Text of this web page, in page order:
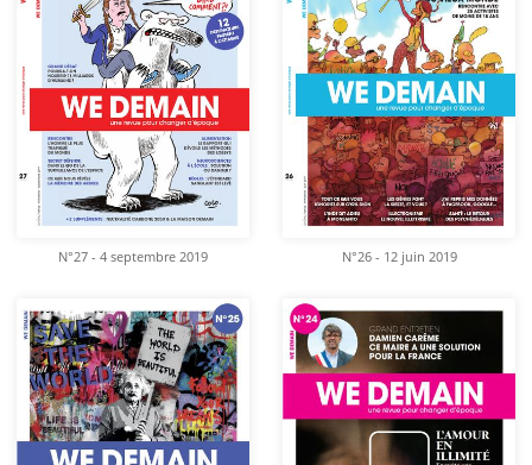
N°27 - 4 septembre 2019 N°26 - 12 juin 2019